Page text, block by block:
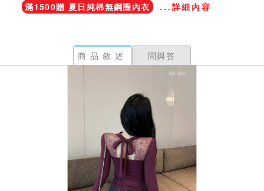
滿1500贈 夏日純棉無鋼圈內衣
...詳細內容
商品敘述 問與答